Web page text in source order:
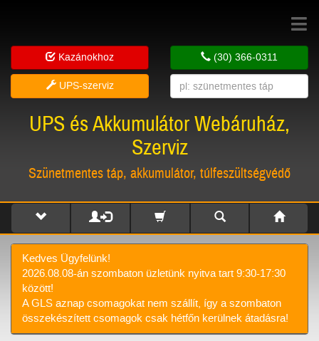
Toggle
Kazánokhoz
UPS-szerviz
(30) 366-0311
UPS és Akkumulátor Webáruház,
Szerviz
Szünetmentes táp, akkumulátor, túlfeszültségvédő
Kedves Ügyfelünk!
2026.08.08-án szombaton üzletünk nyitva tart 9:30-17:30
között!
A GLS aznap csomagokat nem szállít, így a szombaton
összekészített csomagok csak hétfőn kerülnek átadásra!